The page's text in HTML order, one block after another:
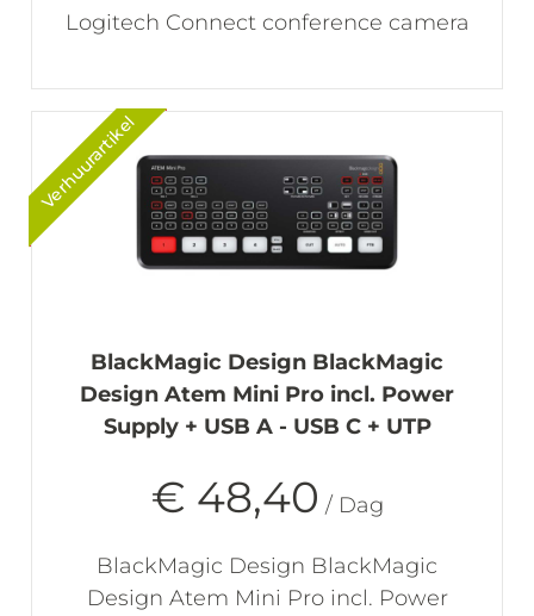
Logitech Connect conference camera
BlackMagic Design BlackMagic
Design Atem Mini Pro incl. Power
Supply + USB A - USB C + UTP
€ 48,40 / Dag
BlackMagic Design BlackMagic
Design Atem Mini Pro incl. Power
Verhuurartikel